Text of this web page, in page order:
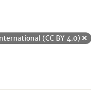
(CC BY 4.0)